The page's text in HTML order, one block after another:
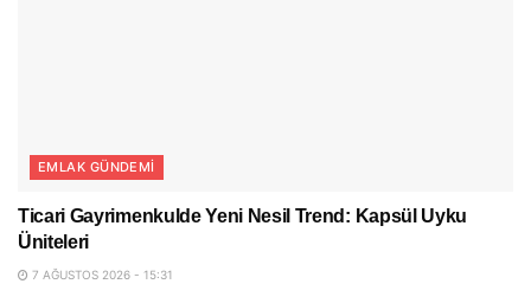
EMLAK GÜNDEMI
Ticari Gayrimenkulde Yeni Nesil Trend: Kapsül Uyku
Üniteleri
7 AĞUSTOS 2026 - 15:31